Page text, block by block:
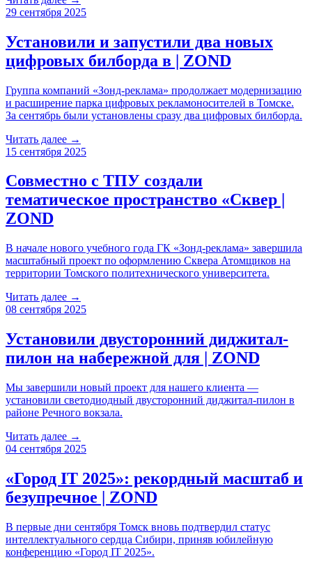
29 сентября 2025
Установили и запустили два новых
цифровых билборда в | ZOND
Группа компаний «Зонд-реклама» продолжает модернизацию
и расширение парка цифровых рекламоносителей в Томске.
За сентябрь были установлены сразу два цифровых билборда.
Читать далее →
15 сентября 2025
Совместно с ТПУ создали
тематическое пространство «Сквер |
ZOND
В начале нового учебного года ГК «Зонд-реклама» завершила
масштабный проект по оформлению Сквера Атомщиков на
территории Томского политехнического университета.
Читать далее →
08 сентября 2025
Установили двусторонний диджитал-
пилон на набережной для | ZOND
Мы завершили новый проект для нашего клиента —
установили светодиодный двусторонний диджитал-пилон в
районе Речного вокзала.
Читать далее →
04 сентября 2025
«Город IT 2025»: рекордный масштаб и
безупречное | ZOND
В первые дни сентября Томск вновь подтвердил статус
интеллектуального сердца Сибири, приняв юбилейную
конференцию «Город IT 2025».